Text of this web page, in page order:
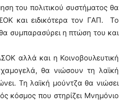
του πολιτικού συστήματος θα
και ειδικότερα τον ΓΑΠ. Το
συμπαρασύρει η πτώση του και
αλλά και η Κοινοβουλευτική
θα νιώσουν τη λαϊκή
Τη λαϊκή μούντζα θα νιώσει
κόσμος που στηρίζει Μνημόνιο